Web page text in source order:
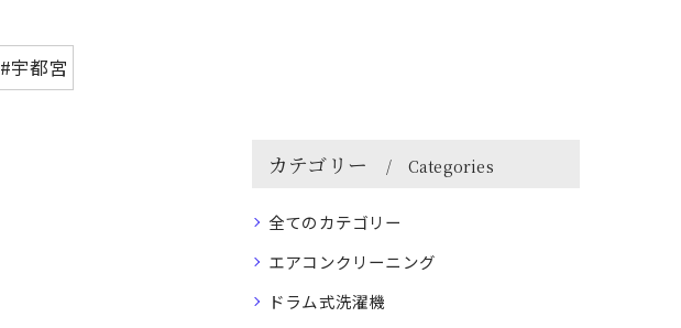
#宇都宮
カテゴリー Categories
全てのカテゴリー
エアコンクリーニング
ドラム式洗濯機